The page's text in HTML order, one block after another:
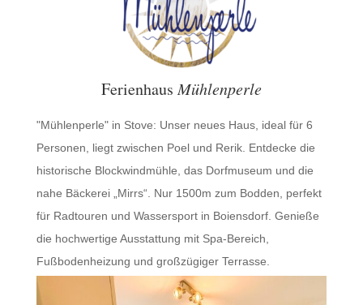
FerienhausMühlenperle
"Mühlenperle" in Stove: Unser neues Haus, ideal für 6
Personen, liegt zwischen Poel und Rerik. Entdecke die
historische Blockwindmühle, das Dorfmuseum und die
nahe Bäckerei „Mirrs“. Nur 1500m zum Bodden, perfekt
für Radtouren und Wassersport in Boiensdorf. Genieße
die hochwertige Ausstattung mit Spa-Bereich,
Fußbodenheizung und großzügiger Terrasse.